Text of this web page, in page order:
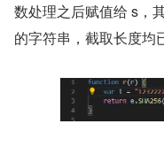
数处理之后赋值给 s，
的字符串，截取长度均